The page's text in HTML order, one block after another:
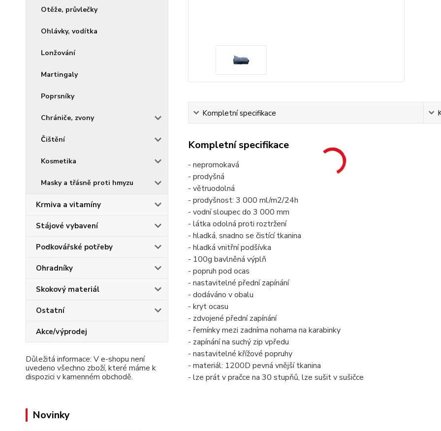
Otěže, průvlečky
Ohlávky, vodítka
Lonžování
Martingaly
Poprsníky
Chrániče, zvony
Čištění
Kosmetika
Masky a třásně proti hmyzu
Krmiva a vitamíny
Stájové vybavení
Podkovářské potřeby
Ohradníky
Skokový materiál
Ostatní
Akce/výprodej
Důležitá informace: V e-shopu není
uvedeno všechno zboží, které máme k
dispozici v kamenném obchodě.
Novinky
Kompletní specifikace
Kompletní specifikace
- nepromokavá
- prodyšná
- větruodolná
- prodyšnost: 3 000 ml/m2/24h
- vodní sloupec do 3 000 mm
- látka odolná proti roztržení
- hladká, snadno se čistící tkanina
- hladká vnitřní podšívka
- 100g bavlněná výplň
- popruh pod ocas
- nastavitelné přední zapínání
- dodáváno v obalu
- kryt ocasu
- zdvojené přední zapínání
- řemínky mezi zadníma nohama na karabinky
- zapínání na suchý zip vpředu
- nastavitelné křížové popruhy
- materiál: 1200D pevná vnější tkanina
- lze prát v pračce na 30 stupňů, lze sušit v sušičce